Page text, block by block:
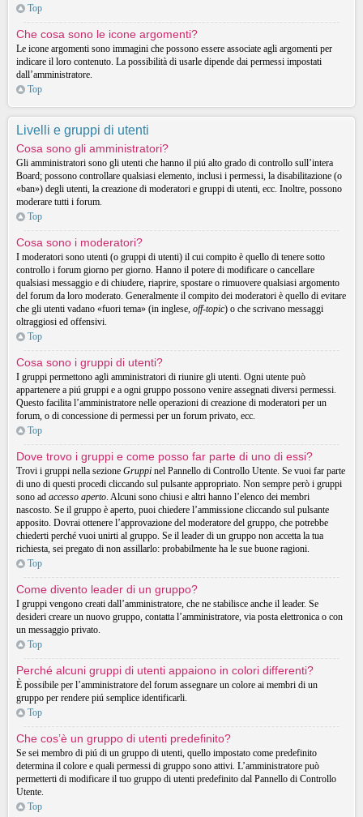
Top
Che cosa sono le icone argomenti?
Le icone argomenti sono immagini che possono essere associate agli argomenti per
indicare il loro contenuto. La possibilità di usarle dipende dai permessi impostati
dall’amministratore.
Top
Livelli e gruppi di utenti
Cosa sono gli amministratori?
Gli amministratori sono gli utenti che hanno il piú alto grado di controllo sull’intera
Board; possono controllare qualsiasi elemento, inclusi i permessi, la disabilitazione (o
«ban») degli utenti, la creazione di moderatori e gruppi di utenti, ecc. Inoltre, possono
moderare tutti i forum.
Top
Cosa sono i moderatori?
I moderatori sono utenti (o gruppi di utenti) il cui compito è quello di tenere sotto
controllo i forum giorno per giorno. Hanno il potere di modificare o cancellare
qualsiasi messaggio e di chiudere, riaprire, spostare o rimuovere qualsiasi argomento
del forum da loro moderato. Generalmente il compito dei moderatori è quello di evitare
che gli utenti vadano «fuori tema» (in inglese, off-topic) o che scrivano messaggi
oltraggiosi ed offensivi.
Top
Cosa sono i gruppi di utenti?
I gruppi permettono agli amministratori di riunire gli utenti. Ogni utente può
appartenere a piú gruppi e a ogni gruppo possono venire assegnati diversi permessi.
Questo facilita l’amministratore nelle operazioni di creazione di moderatori per un
forum, o di concessione di permessi per un forum privato, ecc.
Top
Dove trovo i gruppi e come posso far parte di uno di essi?
Trovi i gruppi nella sezione Gruppi nel Pannello di Controllo Utente. Se vuoi far parte
di uno di questi procedi cliccando sul pulsante appropriato. Non sempre però i gruppi
sono ad accesso aperto. Alcuni sono chiusi e altri hanno l’elenco dei membri
nascosto. Se il gruppo è aperto, puoi chiedere l’ammissione cliccando sul pulsante
apposito. Dovrai ottenere l’approvazione del moderatore del gruppo, che potrebbe
chiederti perché vuoi unirti al gruppo. Se il leader di un gruppo non accetta la tua
richiesta, sei pregato di non assillarlo: probabilmente ha le sue buone ragioni.
Top
Come divento leader di un gruppo?
I gruppi vengono creati dall’amministratore, che ne stabilisce anche il leader. Se
desideri creare un nuovo gruppo, contatta l’amministratore, via posta elettronica o con
un messaggio privato.
Top
Perché alcuni gruppi di utenti appaiono in colori differenti?
È possibile per l’amministratore del forum assegnare un colore ai membri di un
gruppo per rendere piú semplice identificarli.
Top
Che cos’è un gruppo di utenti predefinito?
Se sei membro di piú di un gruppo di utenti, quello impostato come predefinito
determina il colore e quali permessi di gruppo sono attivi. L’amministratore può
permetterti di modificare il tuo gruppo di utenti predefinito dal Pannello di Controllo
Utente.
Top